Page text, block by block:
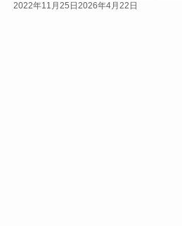
2022年11月25日 2026年4月22日